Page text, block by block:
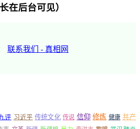
在后台可见）
联系我们 - 真相网
评 习近平 传统文化 传说 信仰 修炼 健康 共产